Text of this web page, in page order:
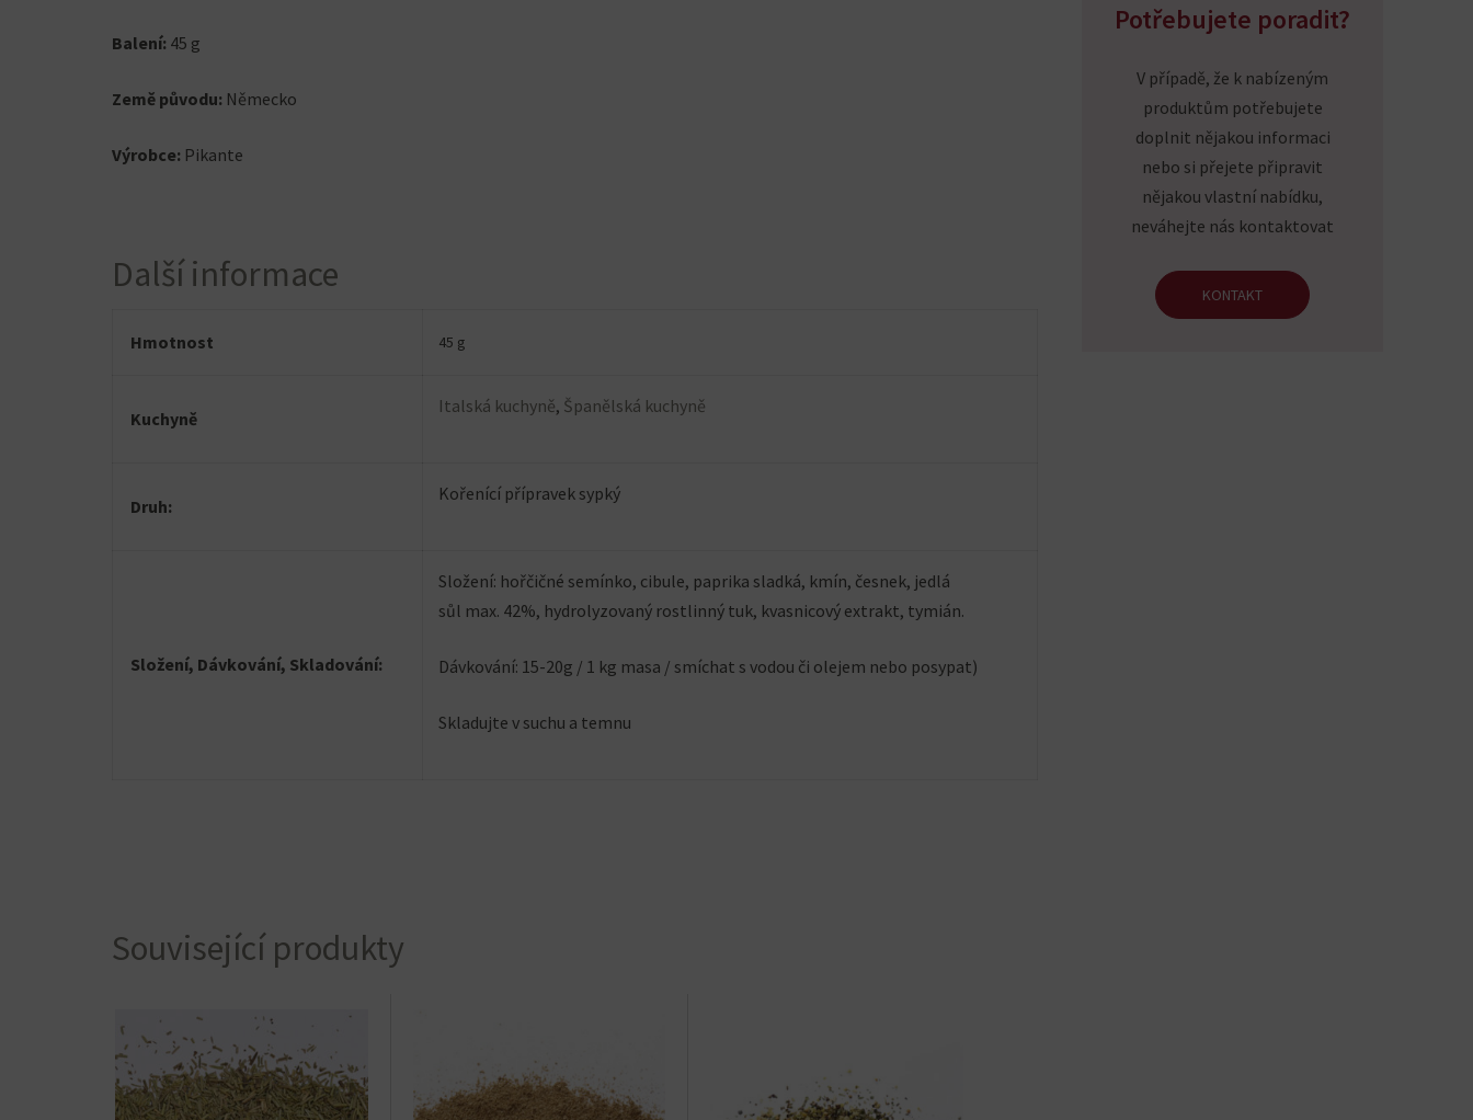
Balení: 45 g
Země původu: Německo
Výrobce: Pikante
Další informace
Hmotnost 45 g
Kuchyně
Italská kuchyně, Španělská kuchyně
Druh:
Kořenící přípravek sypký
Složení, Dávkování, Skladování:
Složení: hořčičné semínko, cibule, paprika sladká, kmín, česnek, jedlá
sůl max. 42%, hydrolyzovaný rostlinný tuk, kvasnicový extrakt, tymián.
Dávkování: 15-20g / 1 kg masa / smíchat s vodou či olejem nebo posypat)
Skladujte v suchu a temnu
Související produkty
Potřebujete poradit?
V případě, že k nabízeným
produktům potřebujete
doplnit nějakou informaci
nebo si přejete připravit
nějakou vlastní nabídku,
neváhejte nás kontaktovat
KONTAKT